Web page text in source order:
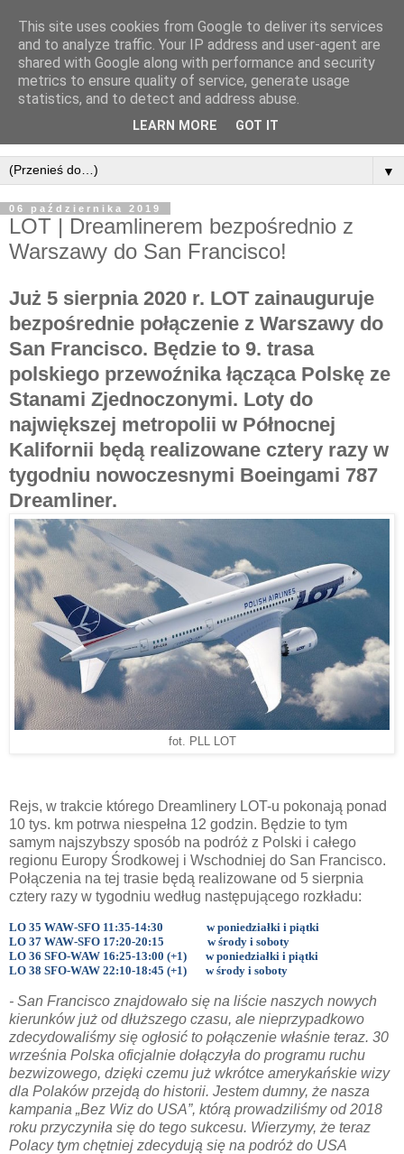
▼
06 października 2019
LOT | Dreamlinerem bezpośrednio z
Warszawy do San Francisco!
Już 5 sierpnia 2020 r. LOT zainauguruje
bezpośrednie połączenie z Warszawy do
San Francisco. Będzie to 9. trasa
polskiego przewoźnika łącząca Polskę ze
Stanami Zjednoczonymi. Loty do
największej metropolii w Północnej
Kalifornii będą realizowane cztery razy w
tygodniu nowoczesnymi Boeingami 787
Dreamliner.
fot. PLL LOT
Rejs, w trakcie którego Dreamlinery LOT-u pokonają ponad
10 tys. km potrwa niespełna 12 godzin. Będzie to tym
samym najszybszy sposób na podróż z Polski i całego
regionu Europy Środkowej i Wschodniej do San Francisco.
Połączenia na tej trasie będą realizowane od 5 sierpnia
cztery razy w tygodniu według następującego rozkładu:
LO 35 WAW-SFO 11:35-14:30
w poniedziałki i piątki
LO 37 WAW-SFO 17:20-20:15
w środy i soboty
LO 36 SFO-WAW 16:25-13:00 (+1) w poniedziałki i piątki
LO 38 SFO-WAW 22:10-18:45 (+1) w środy i soboty
- San Francisco znajdowało się na liście naszych nowych
kierunków już od dłuższego czasu, ale nieprzypadkowo
zdecydowaliśmy się ogłosić to połączenie właśnie teraz. 30
września Polska oficjalnie dołączyła do programu ruchu
bezwizowego, dzięki czemu już wkrótce amerykańskie wizy
dla Polaków przejdą do historii. Jestem dumny, że nasza
kampania „Bez Wiz do USA”, którą prowadziliśmy od 2018
roku przyczyniła się do tego sukcesu. Wierzymy, że teraz
Polacy tym chętniej zdecydują się na podróż do USA
This site uses cookies from Google to deliver its services
and to analyze traffic. Your IP address and user-agent are
shared with Google along with performance and security
metrics to ensure quality of service, generate usage
statistics, and to detect and address abuse.
LEARN MORE GOT IT